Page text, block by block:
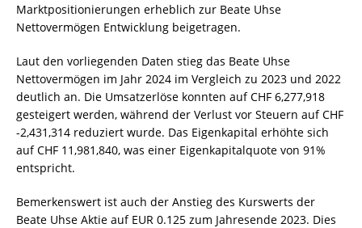
Marktpositionierungen erheblich zur Beate Uhse
Nettovermögen Entwicklung beigetragen.
Laut den vorliegenden Daten stieg das Beate Uhse
Nettovermögen im Jahr 2024 im Vergleich zu 2023 und 2022
deutlich an. Die Umsatzerlöse konnten auf CHF 6,277,918
gesteigert werden, während der Verlust vor Steuern auf CHF
-2,431,314 reduziert wurde. Das Eigenkapital erhöhte sich
auf CHF 11,981,840, was einer Eigenkapitalquote von 91%
entspricht.
Bemerkenswert ist auch der Anstieg des Kurswerts der
Beate Uhse Aktie auf EUR 0.125 zum Jahresende 2023. Dies